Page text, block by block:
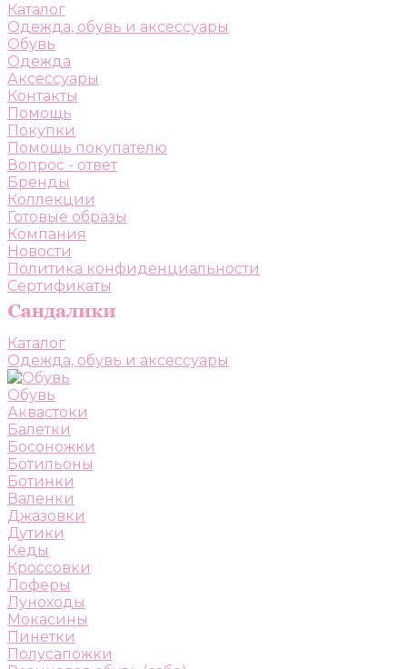
Каталог
Одежда, обувь и аксессуары
Обувь
Одежда
Аксессуары
Контакты
Помощь
Покупки
Помощь покупателю
Вопрос - ответ
Бренды
Коллекции
Готовые образы
Компания
Новости
Политика конфиденциальности
Сертификаты
Каталог
Одежда, обувь и аксессуары
Обувь
Аквастоки
Балетки
Босоножки
Ботильоны
Ботинки
Валенки
Джазовки
Дутики
Кеды
Кроссовки
Лоферы
Луноходы
Мокасины
Пинетки
Полусапожки